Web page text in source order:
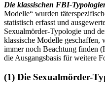
Die klassischen FBI-
Modelle“ wurden
statistisch erfasst und
Sexualmörder-Typologie und
klassische Modelle geschaffen,
immer noch Beachtung finden
die Ausgangsbasis für weitere
(1) Die Sexualmörder-